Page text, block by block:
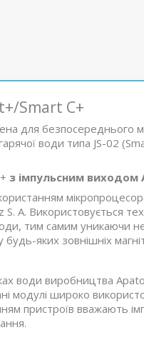
Smart C+
для безпосереднього
води типа JS-02
+ з імпульсним виходом
A. Використовується
тим самим уникаючи
яких зовнішніх
води виробництва
модулі широко
пристроїв вважають